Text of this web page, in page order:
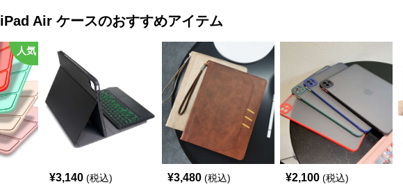
iPad Air ケースのおすすめアイテム
人気
¥3,140 (税込) ¥3,480 (税込) ¥2,100 (税込)